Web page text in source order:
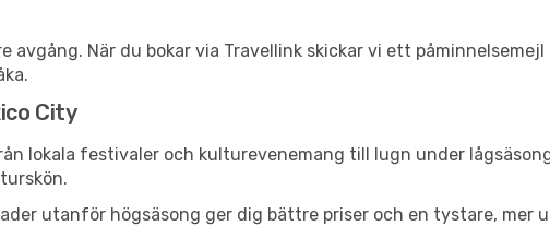
När du bokar via Travellink skickar vi ett
City
lokala festivaler och kulturevenemang till lugn under
utanför högsäsong ger dig bättre priser och en tystare, mer